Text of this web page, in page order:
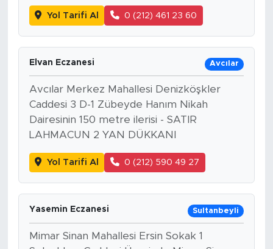
Yol Tarifi Al 0 (212) 461 23 60
Elvan Eczanesi Avcılar
Avcılar Merkez Mahallesi Denizköşkler
Caddesi 3 D-1 Zübeyde Hanım Nikah
Dairesinin 150 metre ilerisi - SATIR
LAHMACUN 2 YAN DÜKKANI
Yol Tarifi Al 0 (212) 590 49 27
Yasemin Eczanesi Sultanbeyli
Mimar Sinan Mahallesi Ersin Sokak 1